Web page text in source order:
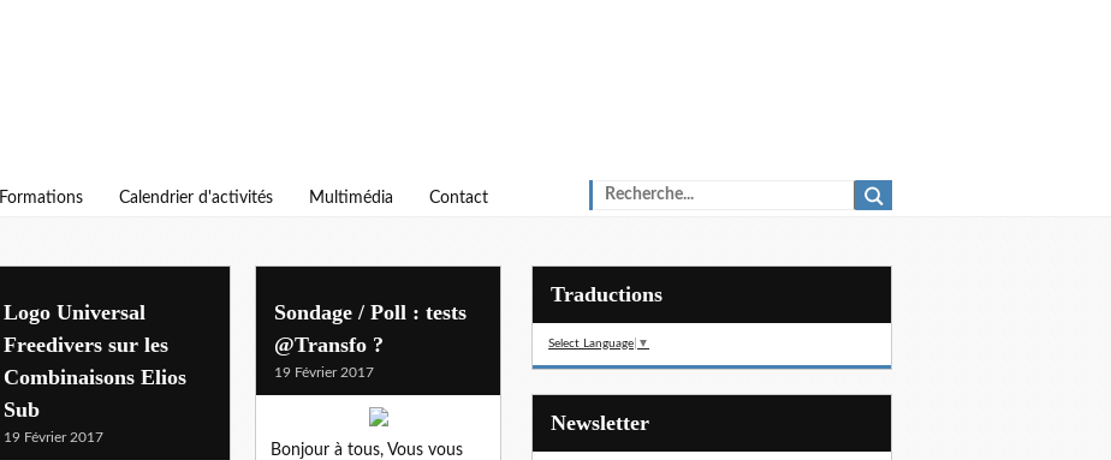
Formations Calendrier d'activités Multimédia Contact
Logo Universal
Freedivers sur les
Combinaisons Elios
Sub
19 Février 2017
Sondage / Poll : tests
@Transfo ?
19 Février 2017
Bonjour à tous, Vous vous
Traductions
Select Language ▼
Newsletter